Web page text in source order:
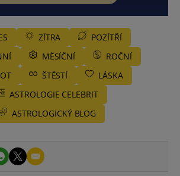
ZÍTRA
POZÍTŘÍ
MĚSÍČNÍ
ROČNÍ
ŠTĚSTÍ
LÁSKA
ASTROLOGIE CELEBRIT
ASTROLOGICKÝ BLOG